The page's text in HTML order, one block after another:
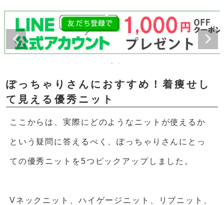
ぽっちゃりさんにおすすめ！着痩せし
て見える優秀ニット
ここからは、実際にどのようなニットが使えるか
という疑問に答えるべく、ぽっちゃりさんにとっ
ての優秀ニットを5つピックアップしました。
Vネックニット、ハイゲージニット、リブニット、